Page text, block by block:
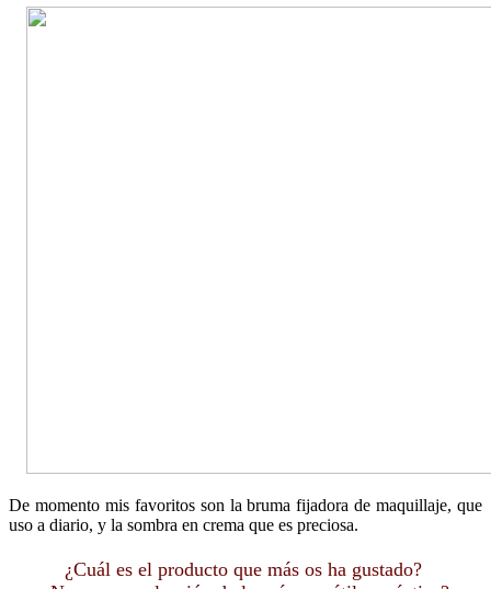
De momento mis favoritos son la bruma fijadora de maquillaje, que
uso a diario, y la sombra en crema que es preciosa.
¿Cuál es el producto que más os ha gustado?